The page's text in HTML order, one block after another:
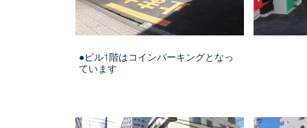
●ビル1階はコインパーキングとなっ
ています